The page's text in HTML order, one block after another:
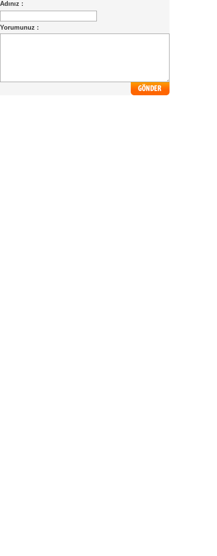
Adınız :
Yorumunuz :